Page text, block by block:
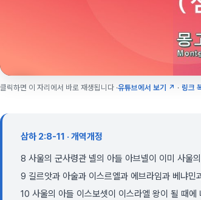
클릭하면 이 자리에서 바로 재생됩니다 ·유튜브에서 보기 ↗ · 링크
삼하 2:8-11 · 개역개정
8 사울의 군사령관 넬의 아들 아브넬이 이미 사울
9 길르앗과 아술과 이스르엘과 에브라임과 베냐민
10 사울의 아들 이스보셋이 이스라엘 왕이 될 때